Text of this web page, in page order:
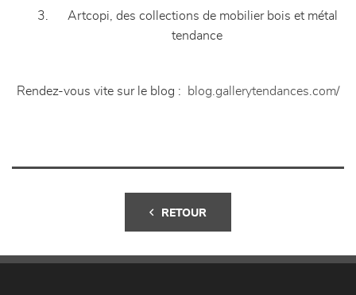
3. Artcopi, des collections de mobilier bois et métal
tendance
Rendez-vous vite sur le blog : blog.gallerytendances.com/
RETOUR